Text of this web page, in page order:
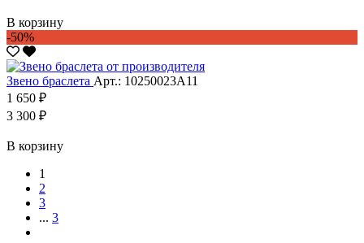
В корзину
-50%
Звено браслета Арт.: 10250023А11
1 650 ₽
3 300 ₽
В корзину
1
2
3
... 3